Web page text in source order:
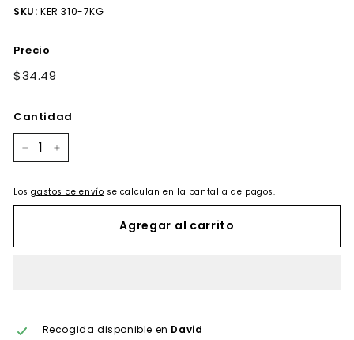
SKU: KER 310-7KG
Precio
Precio
$34.49
Cantidad
Losgastos de envío se calculan en la pantalla de pagos.
Agregar al carrito
Recogida disponible en David